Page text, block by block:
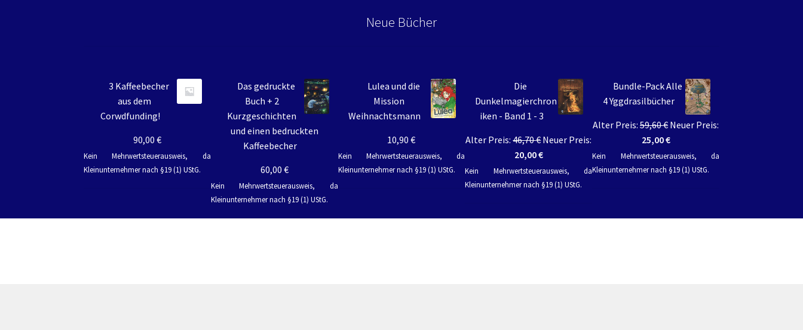
William von Saargnagel Band 1William von Saargnagel Bd. 2
Yggdrasil der Weltenbaum – Fenrir und LokiYggdrasil der Weltenbaum – Thor und Odin
Neue Bücher
3 Kaffeebecher
aus dem
Corwdfunding!
90,00 €
Kein Mehrwertsteuerausweis, da
Kleinunternehmer nach §19 (1) UStG.
Das gedruckte
Buch + 2
Kurzgeschichten
und einen bedruckten
Kaffeebecher
60,00 €
Kein Mehrwertsteuerausweis, da
Kleinunternehmer nach §19 (1) UStG.
Lulea und die
Mission
Weihnachtsmann
10,90€
Kein Mehrwertsteuerausweis, da
Kleinunternehmer nach §19 (1) UStG.
Die
Dunkelmagierchron
iken - Band 1 - 3
Alter Preis: 46,70€Ursprünglicher
Preis
war:
46,70 €
Neuer Preis:
20,00€Aktueller
Preis
ist:
Kein Mehrwertsteuerausweis, da
Kleinunternehmer nach §19 (1) UStG.
Bundle-Pack Alle
4 Yggdrasilbücher
Alter Preis: 59,60€ Ursprünglicher
Preis
war:
59,60 €
Neuer Preis:
25,00€Aktueller
Preis
ist:
Kein Mehrwertsteuerausweis, da
Kleinunternehmer nach §19 (1) UStG.